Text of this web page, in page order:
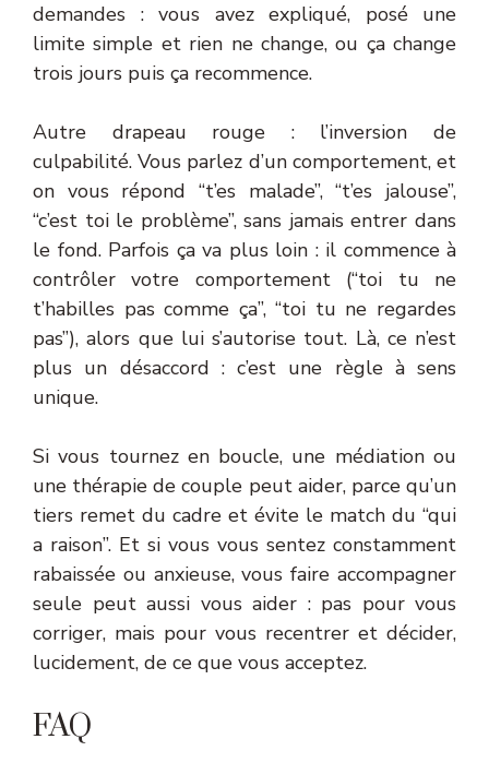
demandes : vous avez expliqué, posé une
limite simple et rien ne change, ou ça change
trois jours puis ça recommence.
Autre drapeau rouge : l’inversion de
culpabilité. Vous parlez d’un comportement, et
on vous répond “t’es malade”, “t’es jalouse”,
“c’est toi le problème”, sans jamais entrer dans
le fond. Parfois ça va plus loin : il commence à
contrôler votre comportement (“toi tu ne
t’habilles pas comme ça”, “toi tu ne regardes
pas”), alors que lui s’autorise tout. Là, ce n’est
plus un désaccord : c’est une règle à sens
unique.
Si vous tournez en boucle, une médiation ou
une thérapie de couple peut aider, parce qu’un
tiers remet du cadre et évite le match du “qui
a raison”. Et si vous vous sentez constamment
rabaissée ou anxieuse, vous faire accompagner
seule peut aussi vous aider : pas pour vous
corriger, mais pour vous recentrer et décider,
lucidement, de ce que vous acceptez.
FAQ